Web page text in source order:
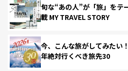
旬な“あの人”が「旅」をテ
載 MY TRAVEL STORY
今、こんな旅がしてみたい
年絶対行くべき旅先30